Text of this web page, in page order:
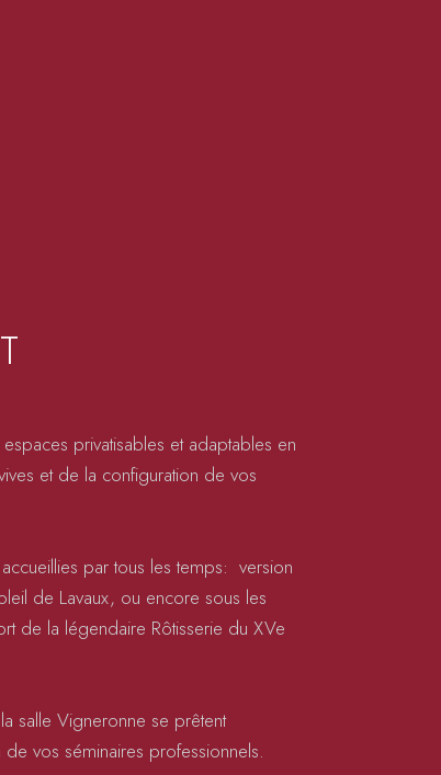
privatisables et adaptables en
et de la configuration de vos
par tous les temps: version
de Lavaux, ou encore sous les
de la légendaire Rôtisserie du XVe
salle Vigneronne se prêtent
vos séminaires professionnels.